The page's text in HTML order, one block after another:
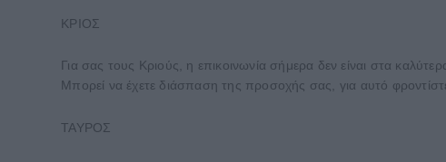
ΚΡΙΟΣ
Για σας τους Κριούς, η επικοινωνία σήμερα δεν είναι στα
Μπορεί να έχετε διάσπαση της προσοχής σας, για αυτό
ΤΑΥΡΟΣ